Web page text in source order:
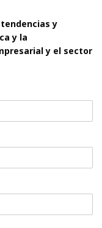
y
y la
y el sector